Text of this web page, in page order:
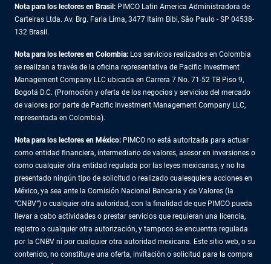
Nota para los lectores en Brasil: PIMCO Latin America Administradora de
Carteiras Ltda. Av. Brg. Faria Lima, 3477 Itaim Bibi, São Paulo - SP 04538-
132 Brasil.
Nota para los lectores en Colombia: Los servicios realizados en Colombia
se realizan a través de la oficina representativa de Pacific Investment
Management Company LLC ubicada en Carrera 7 No. 71-52 TB Piso 9,
Bogotá D.C. (Promoción y oferta de los negocios y servicios del mercado
de valores por parte de Pacific Investment Management Company LLC,
representada en Colombia).
Nota para los lectores en México: PIMCO no está autorizada para actuar
como entidad financiera, intermediario de valores, asesor en inversiones o
como cualquier otra entidad regulada por las leyes mexicanas, y no ha
presentado ningún tipo de solicitud o realizado cualesquiera acciones en
México, ya sea ante la Comisión Nacional Bancaria y de Valores (la
“CNBV”) o cualquier otra autoridad, con la finalidad de que PIMCO pueda
llevar a cabo actividades o prestar servicios que requieran una licencia,
registro o cualquier otra autorización, y tampoco se encuentra regulada
por la CNBV ni por cualquier otra autoridad mexicana. Este sitio web, o su
contenido, no constituye una oferta, invitación o solicitud para la compra